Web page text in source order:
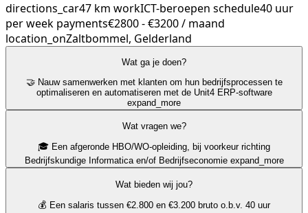
directions_car47 km workICT-beroepen schedule40 uur
per week payments€2800 - €3200 / maand
location_onZaltbommel, Gelderland
Wat ga je doen?
🤝 Nauw samenwerken met klanten om hun bedrijfsprocessen te
optimaliseren en automatiseren met de Unit4 ERP-software
expand_more
Wat vragen we?
🎓 Een afgeronde HBO/WO-opleiding, bij voorkeur richting
Bedrijfskundige Informatica en/of Bedrijfseconomie expand_more
Wat bieden wij jou?
💰 Een salaris tussen €2.800 en €3.200 bruto o.b.v. 40 uur